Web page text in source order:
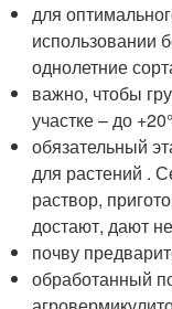
для
использовании
однолетние
важно, чтобы
участке – до
обязательный
для растений .
раствор,
достают, дают
почву
обработанный